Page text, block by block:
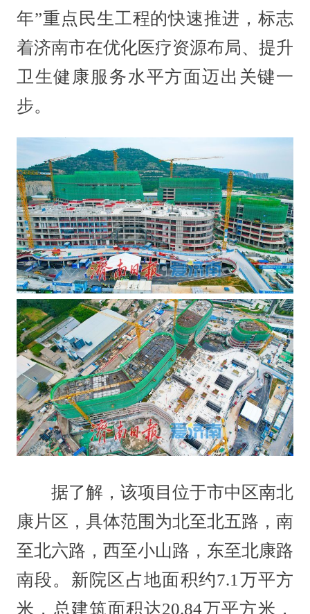
年”重点民生工程的快速推进，标志
着济南市在优化医疗资源布局、提升
卫生健康服务水平方面迈出关键一
步。
据了解，该项目位于市中区南北
康片区，具体范围为北至北五路，南
至北六路，西至小山路，东至北康路
南段。新院区占地面积约7.1万平方
米，总建筑面积达20.84万平方米，